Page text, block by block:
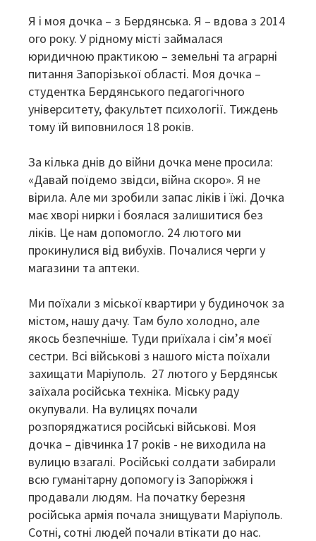
Я і моя дочка – з Бердянська. Я – вдова з 2014
ого року. У рідному місті займалася
юридичною практикою – земельні та аграрні
питання Запорізької області. Моя дочка –
студентка Бердянського педагогічного
університету, факультет психології. Тиждень
тому їй виповнилося 18 років.
За кілька днів до війни дочка мене просила:
«Давай поїдемо звідси, війна скоро». Я не
вірила. Але ми зробили запас ліків і їжі. Дочка
має хворі нирки і боялася залишитися без
ліків. Це нам допомогло. 24 лютого ми
прокинулися від вибухів. Почалися черги у
магазини та аптеки.
Ми поїхали з міської квартири у будиночок за
містом, нашу дачу. Там було холодно, але
якось безпечніше. Туди приїхала і сім’я моєї
сестри. Всі військові з нашого міста поїхали
захищати Маріуполь. 27 лютого у Бердянськ
заїхала російська техніка. Міську раду
окупували. На вулицях почали
розпоряджатися російські військові. Моя
дочка – дівчинка 17 років - не виходила на
вулицю взагалі. Російські солдати забирали
всю гуманітарну допомогу із Запоріжжя і
продавали людям. На початку березня
російська армія почала знищувати Маріуполь.
Сотні, сотні людей почали втікати до нас.